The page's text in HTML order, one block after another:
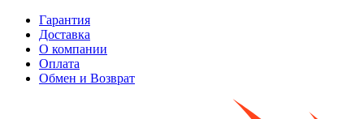
Гарантия
Доставка
О компании
Оплата
Обмен и Возврат